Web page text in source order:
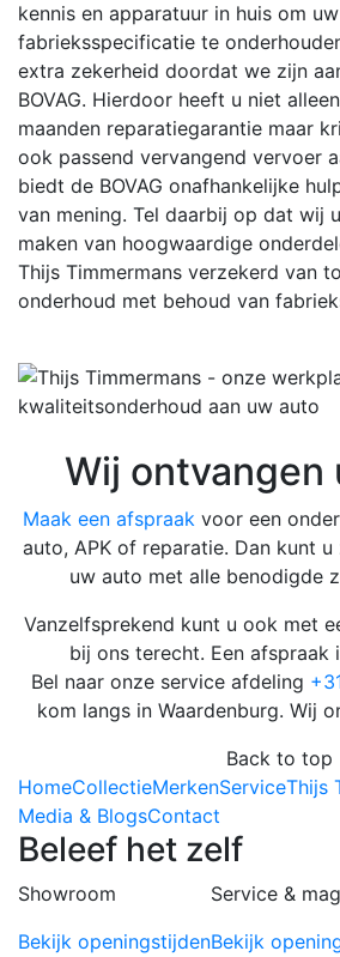
kennis en apparatuur in huis om
fabrieksspecificatie te
extra zekerheid doordat we zijn
BOVAG. Hierdoor heeft u niet
maanden reparatiegarantie maar
ook passend vervangend vervoer
biedt de BOVAG onafhankelijke
van mening. Tel daarbij op dat wij
maken van hoogwaardige
Thijs Timmermans verzekerd van
onderhoud met behoud van
Wij ontvangen
Maak een afspraakvoor een
auto, APK of reparatie. Dan kunt
uw auto met alle benodigde
Vanzelfsprekend kunt u ook met
bij ons terecht. Een afspraak
Bel naar onze service afdeling
kom langs in Waardenburg. Wij
Back to top
HomeCollectieMerkenServiceThijs
Media & BlogsContact
Beleef het zelf
Showroom
Bekijk openingstijden
Service &
Bekijk